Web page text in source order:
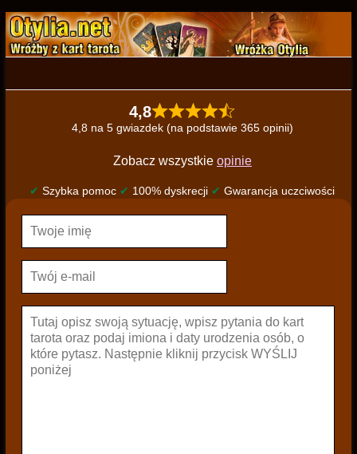
4,8
4,8 na 5 gwiazdek (na podstawie 365 opinii)
Zobacz wszystkie opinie
✔ Szybka pomoc ✔ 100% dyskrecji ✔ Gwarancja uczciwości